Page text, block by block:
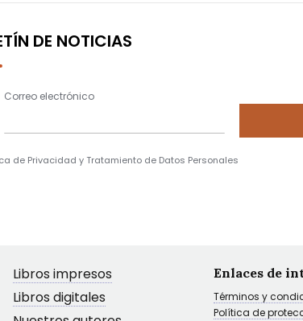
DE NOTICIAS
Correo electrónico
de Privacidad y Tratamiento de Datos Personales
Libros impresos
Libros digitales
Enlaces de
Términos y
Política de